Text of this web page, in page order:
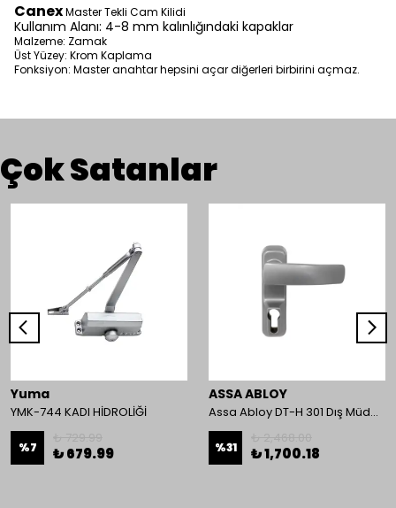
CanexMaster Tekli Cam Kilidi
Kullanım Alanı: 4-8 mm kalınlığındaki kapaklar
Malzeme: Zamak
Üst Yüzey: Krom Kaplama
Fonksiyon: Master anahtar hepsini açar diğerleri birbirini açmaz.
Çok Satanlar
Yuma
YMK-744 KADI HİDROLİĞİ
%7 ₺ 679.99
ASSA ABLOY
Assa Abloy DT-H 301 Dış Müdahale Kolu
%31 ₺ 1,700.18